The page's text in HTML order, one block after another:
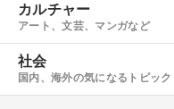
カルチャー
アート、文芸、マンガなど
社会
国内、海外の気になるトピック